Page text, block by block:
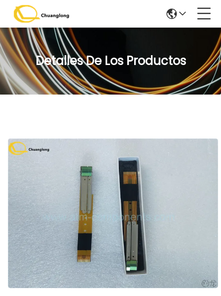
Detalles De Los Productos